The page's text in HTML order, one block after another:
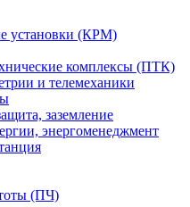
установки (КРМ)
комплексы (ПТК)
и телемеханики
заземление
энергоменеджмент
(ПЧ)